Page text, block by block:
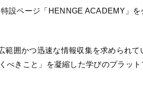
設ページ「HENNGE ACADEMY」を
囲かつ迅速な情報収集を求められて
べきこと」を凝縮した学びのプラッ